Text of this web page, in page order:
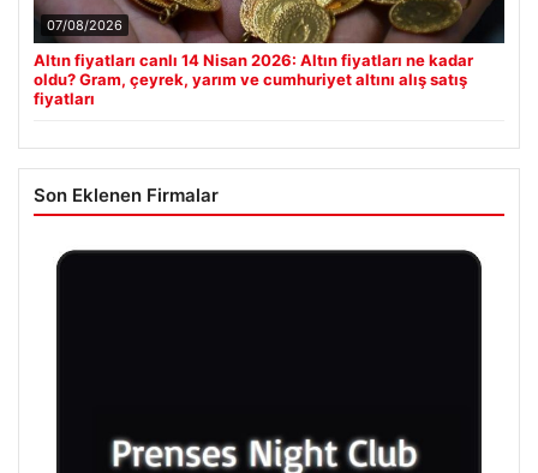
07/08/2026
Altın fiyatları canlı 14 Nisan 2026: Altın fiyatları ne kadar
oldu? Gram, çeyrek, yarım ve cumhuriyet altını alış satış
fiyatları
Son Eklenen Firmalar